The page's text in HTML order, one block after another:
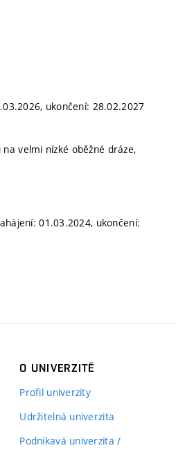
ukončení: 28.02.2027
velmi nízké oběžné dráze,
01.03.2024, ukončení:
O UNIVERZITĚ
Profil univerzity
Udržitelná univerzita
Podnikavá univerzita /